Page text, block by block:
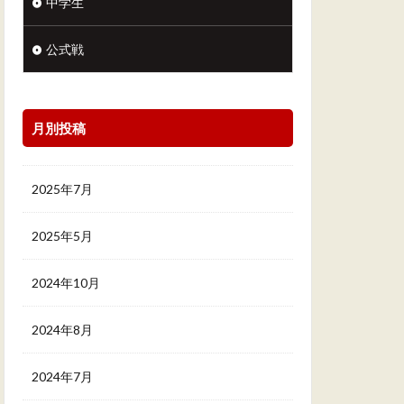
公式戦
月別投稿
2025年7月
2025年5月
2024年10月
2024年8月
2024年7月